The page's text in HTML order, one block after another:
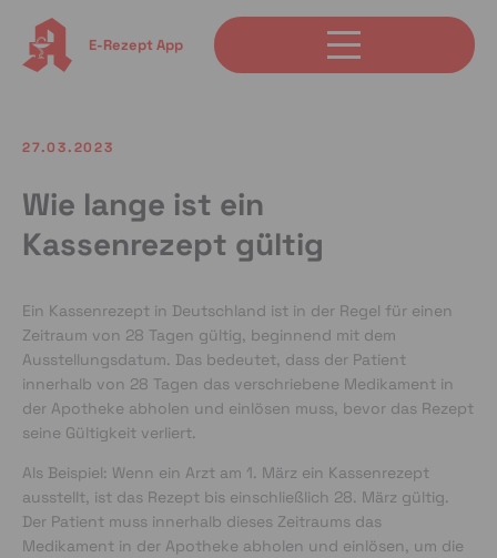
E-Rezept App
27.03.2023
Wie lange ist ein
Kassenrezept gültig
Ein Kassenrezept in Deutschland ist in der Regel für einen
Zeitraum von 28 Tagen gültig, beginnend mit dem
Ausstellungsdatum. Das bedeutet, dass der Patient
innerhalb von 28 Tagen das verschriebene Medikament in
der Apotheke abholen und einlösen muss, bevor das Rezept
seine Gültigkeit verliert.
Als Beispiel: Wenn ein Arzt am 1. März ein Kassenrezept
ausstellt, ist das Rezept bis einschließlich 28. März gültig.
Der Patient muss innerhalb dieses Zeitraums das
Medikament in der Apotheke abholen und einlösen, um die